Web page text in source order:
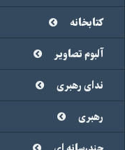
کتابخانه
آلبوم تصاویر
ندای رهبری
رهبری